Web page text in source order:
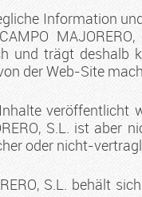
Information
und trägt deshalb
der Web-Site
veröffentlicht
S.L. ist
oder nicht-
S.L. behält